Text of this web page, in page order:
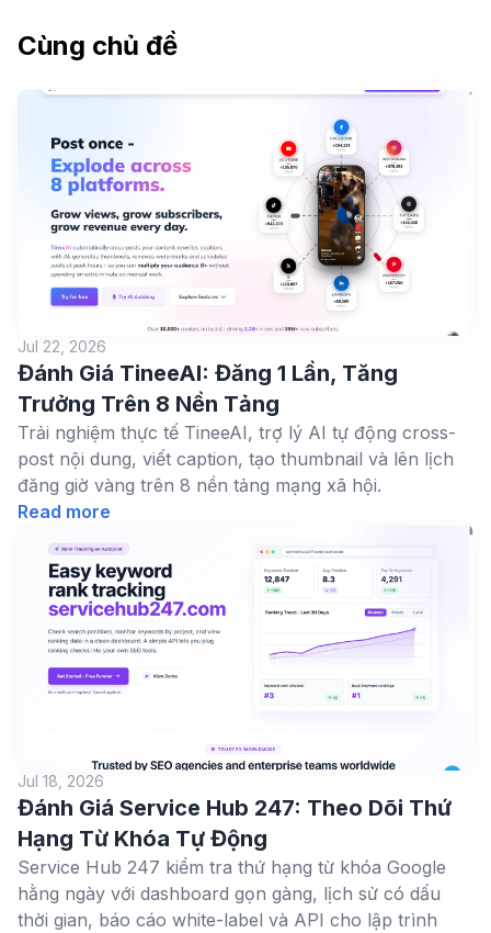
Cùng chủ đề
Jul 22, 2026
Đánh Giá TineeAI: Đăng 1 Lần, Tăng
Trưởng Trên 8 Nền Tảng
Trải nghiệm thực tế TineeAI, trợ lý AI tự động cross-
post nội dung, viết caption, tạo thumbnail và lên lịch
đăng giờ vàng trên 8 nền tảng mạng xã hội.
Read more
Jul 18, 2026
Đánh Giá Service Hub 247: Theo Dõi Thứ
Hạng Từ Khóa Tự Động
Service Hub 247 kiểm tra thứ hạng từ khóa Google
hằng ngày với dashboard gọn gàng, lịch sử có dấu
thời gian, báo cáo white-label và API cho lập trình